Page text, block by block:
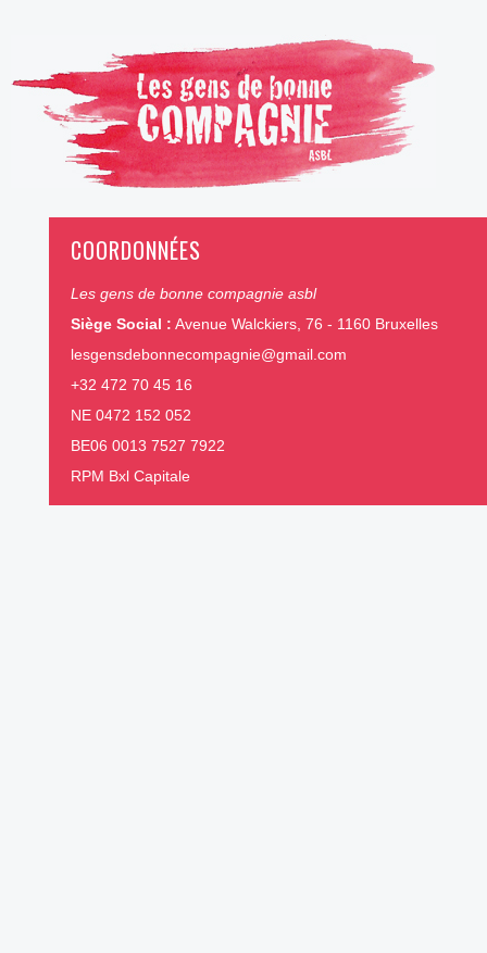
COORDONNÉES
Les gens de bonne compagnie asbl
Siège Social : Avenue Walckiers, 76 - 1160 Bruxelles
lesgensdebonnecompagnie@gmail.com
+32 472 70 45 16
NE 0472 152 052
BE06 0013 7527 7922
RPM Bxl Capitale